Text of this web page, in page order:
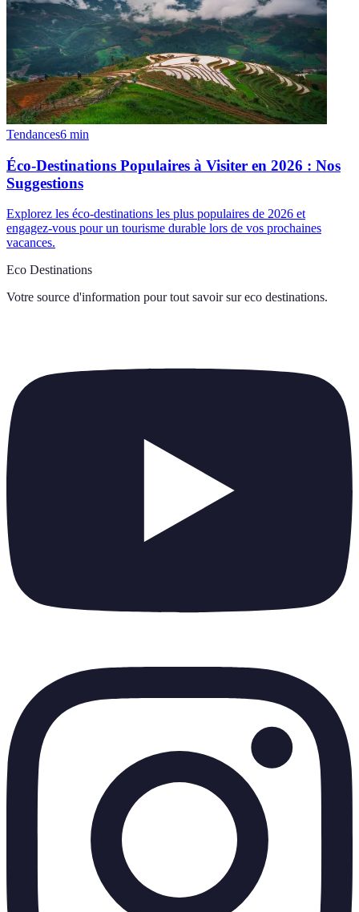
Tendances6 min
Éco-Destinations Populaires à Visiter en 2026 : Nos
Suggestions
Explorez les éco-destinations les plus populaires de 2026 et
engagez-vous pour un tourisme durable lors de vos prochaines
vacances.
Eco Destinations
Votre source d'information pour tout savoir sur eco destinations.